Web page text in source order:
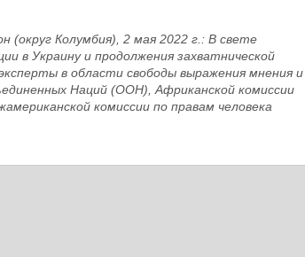
(округ Колумбия) 2 мая 2022 г.: В свете
в Украину и продолжения захватнической
в области свободы выражения мнения и
Наций (ООН), Африканской комиссии
комиссии по правам человека